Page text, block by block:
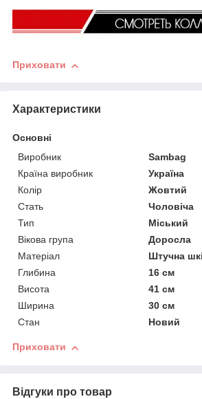
Приховати
Характеристики
Основні
Виробник
Sambag
Країна виробник
Україна
Колір
Жовтий
Стать
Чоловіча
Тип
Міський
Вікова група
Доросла
Матеріал
Штучна
Глибина
16 см
Висота
41 см
Ширина
30 см
Стан
Новий
Приховати
Відгуки про товар